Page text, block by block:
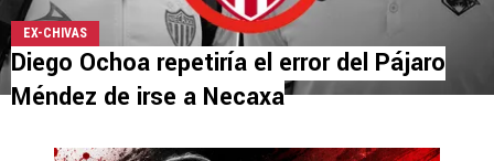
EX-CHIVAS
Diego Ochoa repetiría el error del Pájaro
Méndez de irse a Necaxa